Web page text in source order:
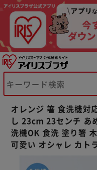
オレンジ 箸 食洗機対
し 23cm 23センチ あ
洗機OK 食洗 塗り箸
可愛い オシャレ カト
※ご確認ください
カートに入れる